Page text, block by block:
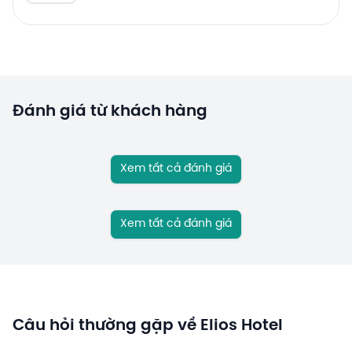
Đánh giá từ khách hàng
Xem tất cả đánh giá
Xem tất cả đánh giá
Câu hỏi thường gặp về Elios Hotel